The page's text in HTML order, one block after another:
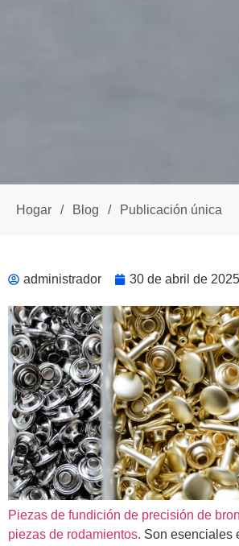
Hogar / Blog / Publicación única
administrador 30 de abril de 2025
Piezas de fundición de precisión de
piezas de rodamientos. Son esenciales